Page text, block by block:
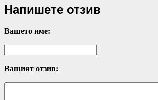
Напишете отзив
Вашето име:
Вашият отзив: